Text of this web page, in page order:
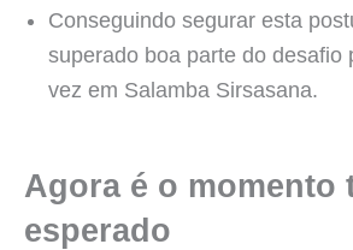
Conseguindo segurar esta
superado boa parte do desafio
vez em Salamba Sirsasana.
Agora é o momento
esperado